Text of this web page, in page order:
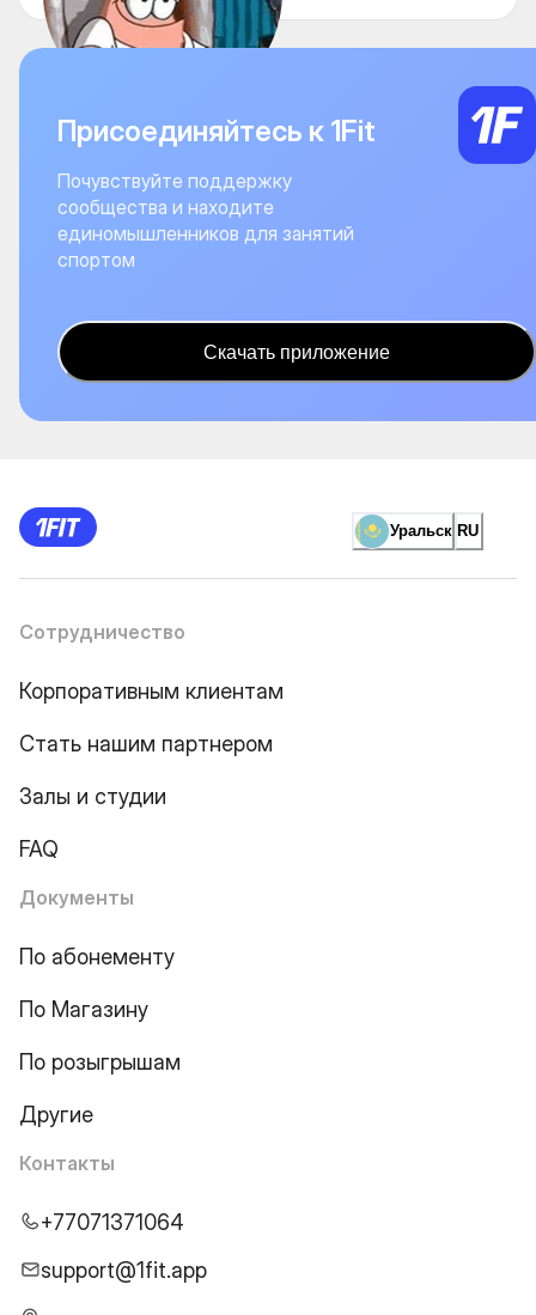
Присоединяйтесь к 1Fit
Почувствуйте поддержку
сообщества и находите
единомышленников для занятий
спортом
Скачать приложение
Уральск RU
Сотрудничество
Корпоративным клиентам
Стать нашим партнером
Залы и студии
FAQ
Документы
По абонементу
По Магазину
По розыгрышам
Другие
Контакты
+77071371064
support@1fit.app